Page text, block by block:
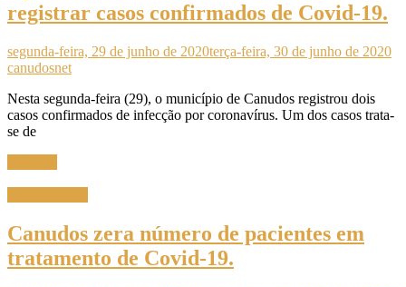
registrar casos confirmados de Covid-19.
segunda-feira, 29 de junho de 2020terça-feira, 30 de junho de 2020
canudosnet
Nesta segunda-feira (29), o município de Canudos registrou dois
casos confirmados de infecção por coronavírus. Um dos casos trata-
se de
Canudos zera número de pacientes em
tratamento de Covid-19.